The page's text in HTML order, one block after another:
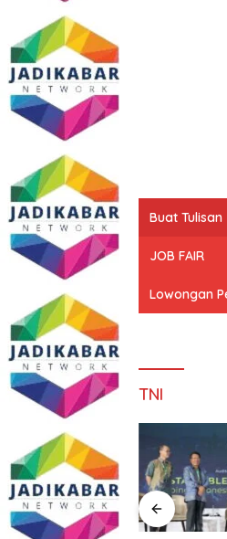
Buat Tulisan
JOB FAIR
Lowongan
TNI